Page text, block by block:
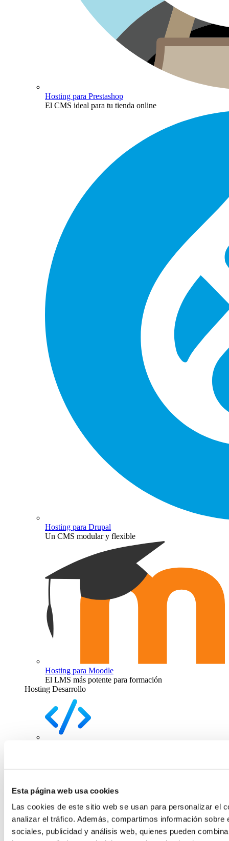
Esta página web usa cookies
Las cookies de este sitio web se usan para personalizar el
analizar el tráfico. Además, compartimos información
sociales, publicidad y análisis web, quienes pueden
Hosting para Prestashop
El CMS ideal para tu tienda online
Hosting para Drupal
Un CMS modular y flexible
Hosting para Moodle
El LMS más potente para formación
Hosting Desarrollo